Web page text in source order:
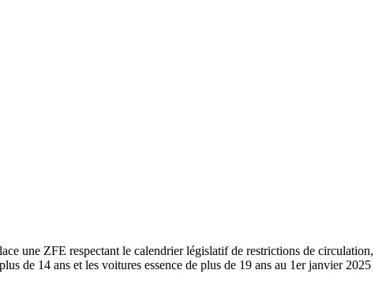
une ZFE respectant le calendrier législatif de restrictions de circulation,
de 14 ans et les voitures essence de plus de 19 ans au 1er janvier 2025